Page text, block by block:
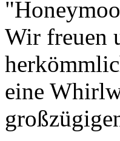
Wir freuen
eine